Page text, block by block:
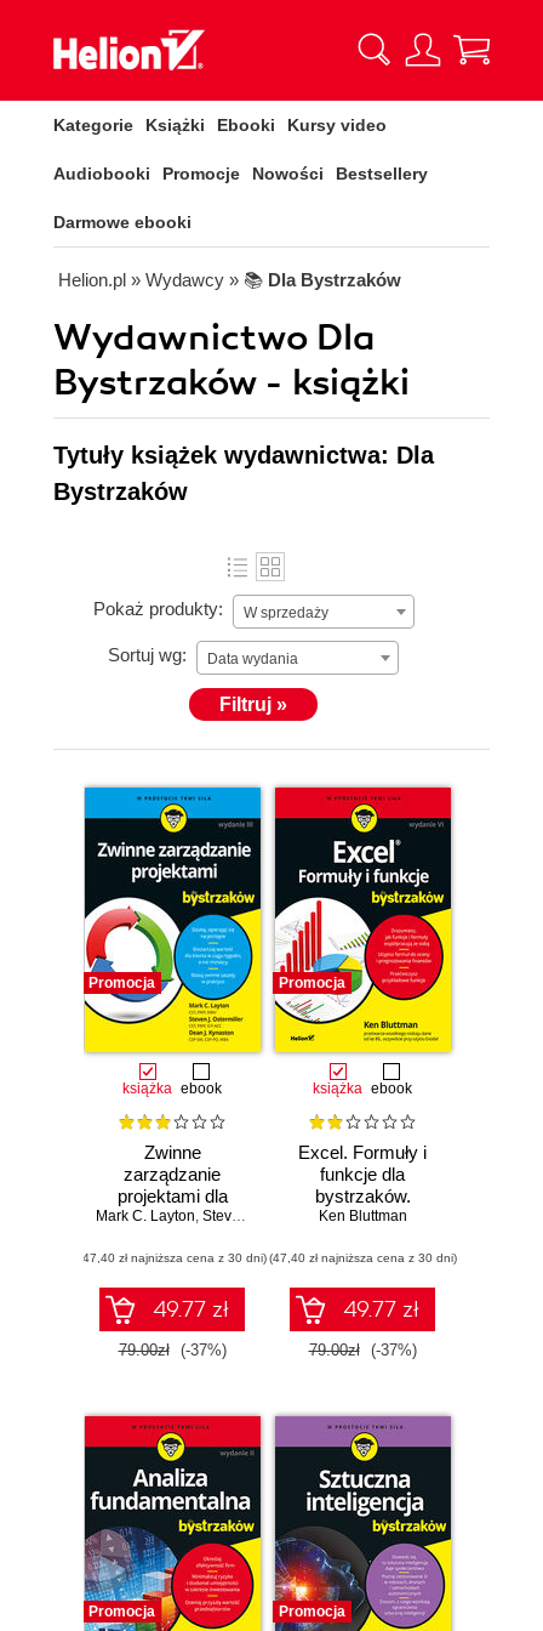
Kategorie Książki Ebooki Kursy video
Audiobooki Promocje Nowości Bestsellery
Darmowe ebooki
Helion.pl » Wydawcy » 📚 Dla Bystrzaków
Wydawnictwo Dla
Bystrzaków - książki
Tytuły książek wydawnictwa: Dla
Bystrzaków
Pokaż produkty: W sprzedaży
Sortuj wg: Data wydania
Filtruj »
Promocja
książka ebook
Zwinne
zarządzanie
projektami dla
bystrzaków.
Mark C. Layton, Steven J. Ostermiller , Dean J. Kynaston
(47,40 zł najniższa cena z 30 dni)
49.77 zł
79.00zł (-37%)
Promocja
książka ebook
Excel. Formuły i
funkcje dla
bystrzaków.
Wydanie VI
Ken Bluttman
(47,40 zł najniższa cena z 30 dni)
49.77 zł
79.00zł (-37%)
Promocja Promocja